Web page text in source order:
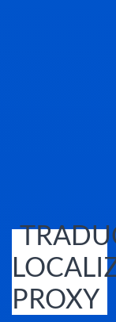
PROXY